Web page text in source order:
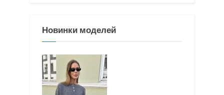
а
и
с
ь
Новинки моделей